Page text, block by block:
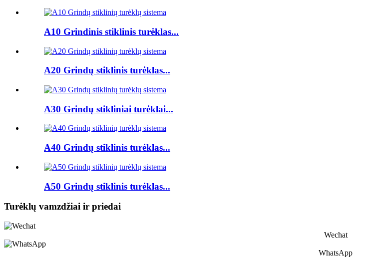
A10 Grindinis stiklinis turėklas...
A20 Grindų stiklinis turėklas...
A30 Grindų stikliniai turėklai...
A40 Grindų stiklinis turėklas...
A50 Grindų stiklinis turėklas...
Turėklų vamzdžiai ir priedai
Wechat
WhatsApp